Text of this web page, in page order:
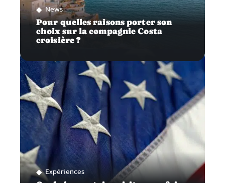
News
Pour quelles raisons porter son
choix sur la compagnie Costa
croisière ?
Expériences